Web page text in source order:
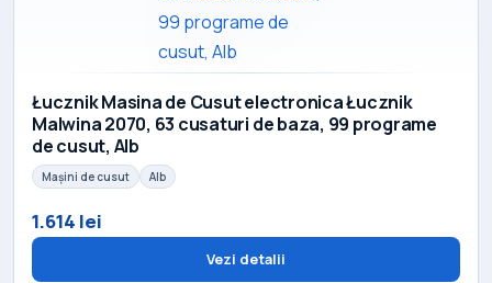
Łucznik Masina de Cusut electronica Łucznik
Malwina 2070, 63 cusaturi de baza, 99 programe
de cusut, Alb
Mașini de cusut Alb
1.614 lei
Vezi detalii